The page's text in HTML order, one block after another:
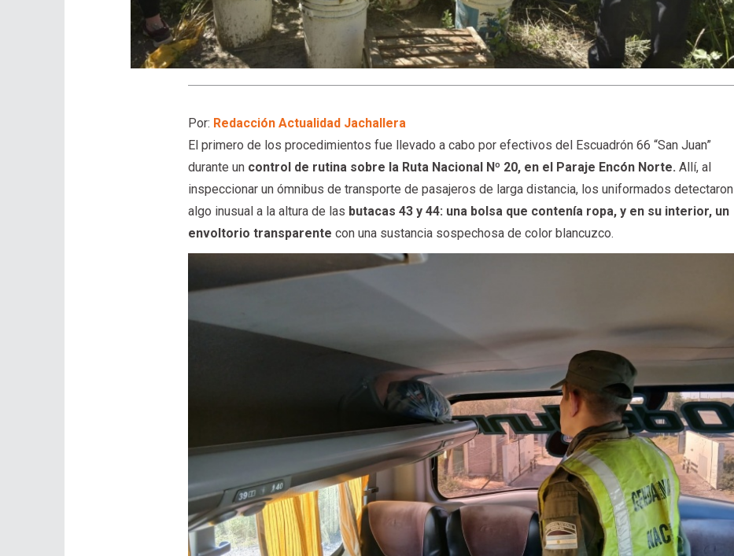
Por: Redacción Actualidad Jachallera
El primero de los procedimientos fue llevado a cabo por efectivos del Escuadrón 66 “San Juan”
durante un control de rutina sobre la Ruta Nacional Nº 20, en el Paraje Encón Norte. Allí, al
inspeccionar un ómnibus de transporte de pasajeros de larga distancia, los uniformados detectaron
algo inusual a la altura de las butacas 43 y 44: una bolsa que contenía ropa, y en su interior, un
envoltorio transparente con una sustancia sospechosa de color blancuzco.